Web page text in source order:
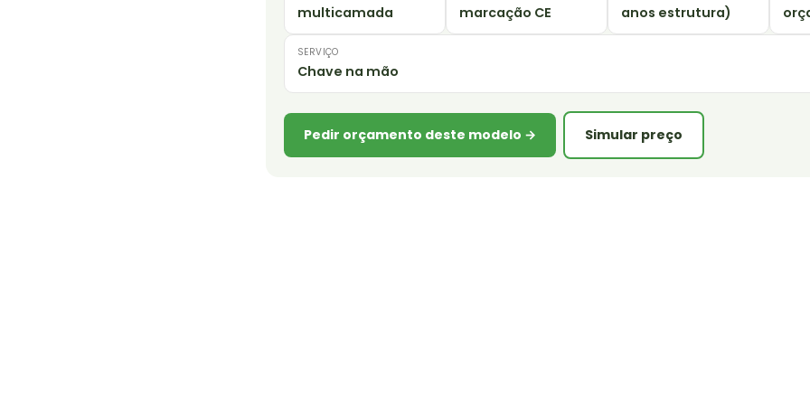
multicamada
marcação CE
anos estrutura)
SERVIÇO
Chave na mão
Pedir orçamento deste modelo → Simular preço